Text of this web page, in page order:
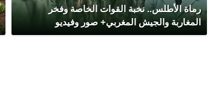
رماة الأطلس.. نخبة القوات الخاصة وفخر
المغاربة والجيش المغربي+ صور وفيديو